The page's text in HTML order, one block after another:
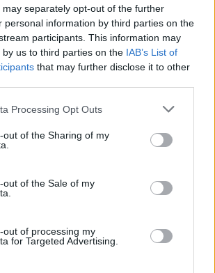
separately opt-out of the further
personal information by third parties on the
participants. This information may
us to third parties on the IAB’s List of
that may further disclose it to other
website/app uses one or more Google
visit or usage behaviour. You may click to
to Google and its third-party tags to
below specified purposes in below Google
Processing Opt Outs
out of the Sharing of my
out of the Sale of my
out of processing my
for Targeted Advertising.
per i colloqui saltati: la decisione di